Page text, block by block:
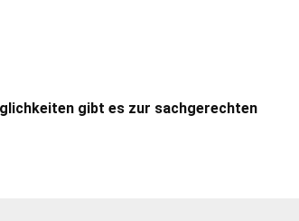
gibt es zur sachgerechten